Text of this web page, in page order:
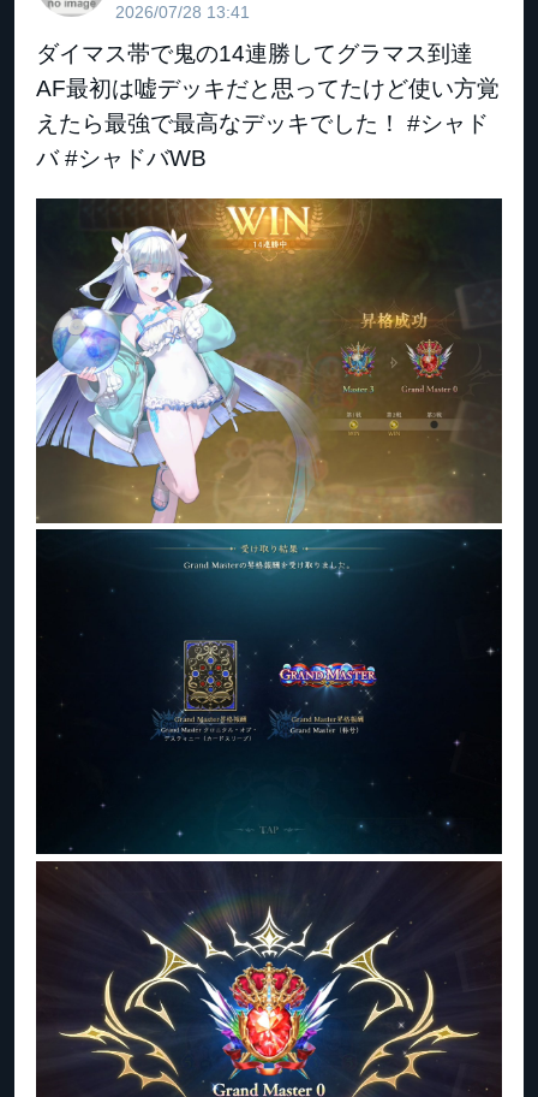
2026/07/28 13:41
ダイマス帯で鬼の14連勝してグラマス到達
AF最初は嘘デッキだと思ってたけど使い方覚
えたら最強で最高なデッキでした！ #シャド
バ #シャドバWB